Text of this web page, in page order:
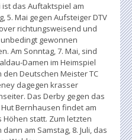
ist das Auftaktspiel am
5. Mai gegen Aufsteiger DTV
richtungsweisend und
gewonnen
Am Sonntag, 7. Mai, sind
Damen im Heimspiel
den Deutschen Meister TC
dagegen krasser
Das Derby gegen das
Hut Bernhausen findet am
Höhen statt. Zum letzten
am Samstag, 8. Juli, das